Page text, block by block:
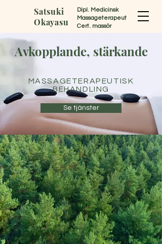
Dipl. Medicinsk
Massageterapeut
Cert. massör
Satsuki
Okayasu
Avkopplande, stärkande
MASSAGETERAPEUTISK
BEHANDLING
Se tjänster